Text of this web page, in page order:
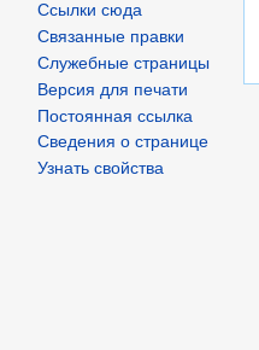
Ссылки сюда
Связанные правки
Служебные страницы
Версия для печати
Постоянная ссылка
Сведения о странице
Узнать свойства